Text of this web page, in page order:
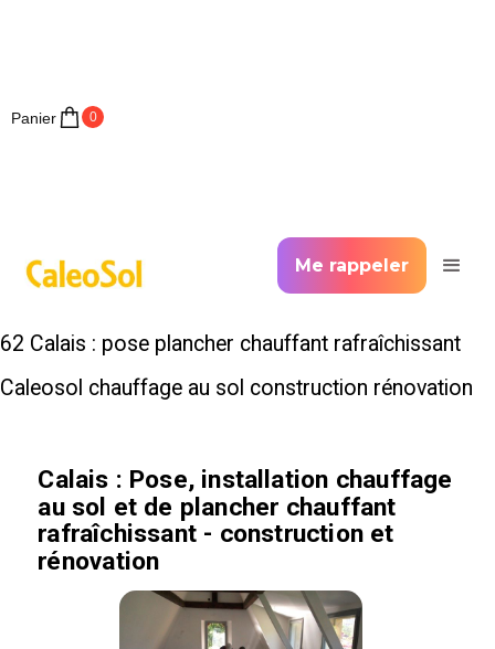
Me rappeler
Panier 0
62 Calais : pose plancher chauffant rafraîchissant
Caleosol chauffage au sol construction rénovation
Calais : Pose, installation chauffage
au sol et de plancher chauffant
rafraîchissant - construction et
rénovation